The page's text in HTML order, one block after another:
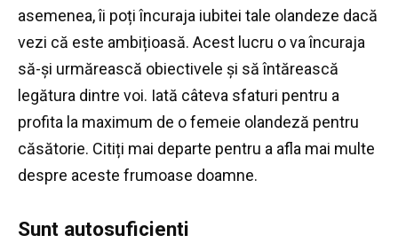
asemenea, îi poți încuraja iubitei tale olandeze dacă
vezi că este ambițioasă. Acest lucru o va încuraja
să-și urmărească obiectivele și să întărească
legătura dintre voi. Iată câteva sfaturi pentru a
profita la maximum de o femeie olandeză pentru
căsătorie. Citiți mai departe pentru a afla mai multe
despre aceste frumoase doamne.
Sunt autosuficienti